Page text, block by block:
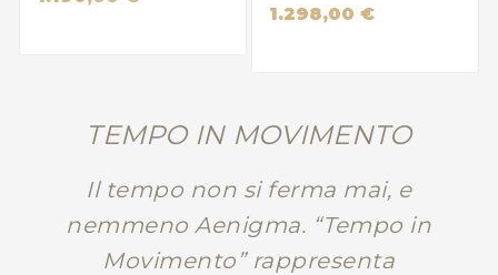
1.298,00 €
TEMPO IN MOVIMENTO
Il tempo non si ferma mai, e
nemmeno Aenigma. “Tempo in
Movimento” rappresenta